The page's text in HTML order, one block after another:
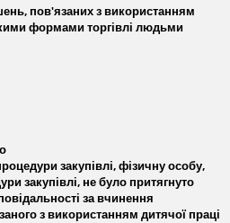
пов'язаних з використанням
формами торгівлі людьми
закупівлі, фізичну особу,
закупівлі, не було притягнуто
за вчинення
з використанням дитячої праці